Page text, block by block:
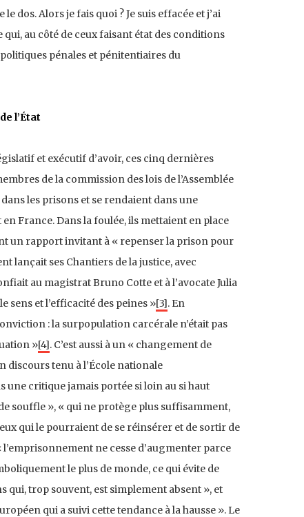
dos. Alors je fais quoi ? Je suis effacée et j’ai
au côté de ceux faisant état des conditions
pénales et pénitentiaires du
l’État
et exécutif d’avoir, ces cinq dernières
de la commission des lois de l’Assemblée
les prisons et se rendaient dans une
France. Dans la foulée, ils mettaient en place
un rapport invitant à « repenser la prison pour
lançait ses Chantiers de la justice, avec
au magistrat Bruno Cotte et à l’avocate Julia
et l’efficacité des peines »[3]. En
: la surpopulation carcérale n’était pas
»[4]. C’est aussi à un « changement de
discours tenu à l’École nationale
une critique jamais portée si loin au si haut
souffle », « qui ne protège plus suffisamment,
qui le pourraient de se réinsérer et de sortir de
ne cesse d’augmenter parce
le plus de monde, ce qui évite de
qui, trop souvent, est simplement absent », et
qui a suivi cette tendance à la hausse ». Le